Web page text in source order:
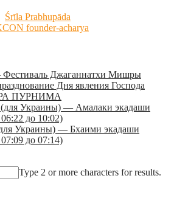
Śrīla Prabhupāda
founder-acharya
Фестиваль Джаганнатхи Мишры
Дня явления Господа
ПУРНИМА
(для Украины) — Амалаки экадаши
до 10:02)
Украины) — Бхаими экадаши
до 07:14)
Type 2 or more characters for results.